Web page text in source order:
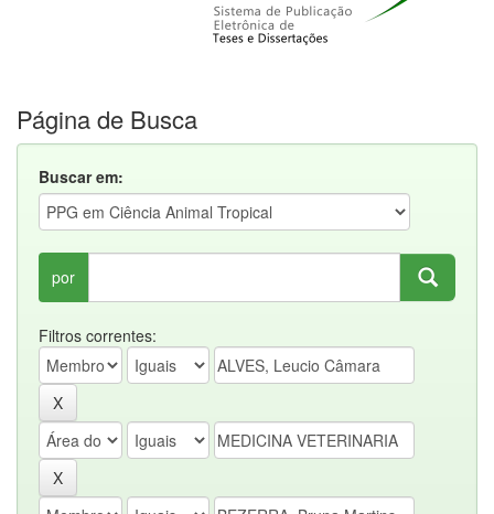
Página de Busca
Buscar em:
por
Filtros correntes: